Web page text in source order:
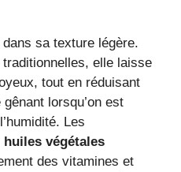
dans sa texture légère.
elle laisse
tout en réduisant
gênant lorsqu’on est
Les
huiles végétales
des vitamines et